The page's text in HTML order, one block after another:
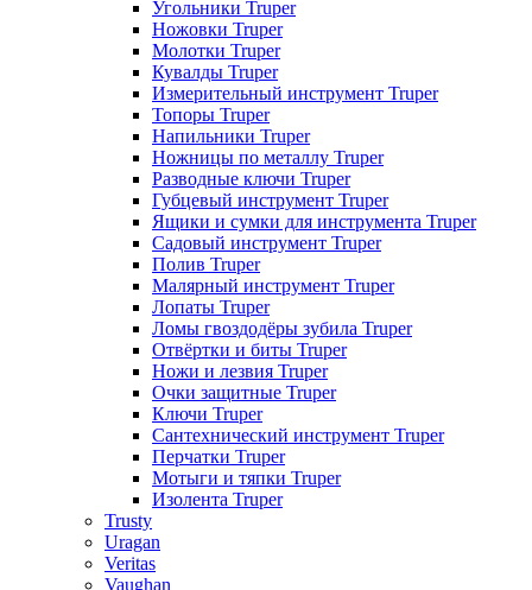
Угольники Truper
Ножовки Truper
Молотки Truper
Кувалды Truper
Измерительный инструмент Truper
Топоры Truper
Напильники Truper
Ножницы по металлу Truper
Разводные ключи Truper
Губцевый инструмент Truper
Ящики и сумки для инструмента Truper
Садовый инструмент Truper
Полив Truper
Малярный инструмент Truper
Лопаты Truper
Ломы гвоздодёры зубила Truper
Отвёртки и биты Truper
Ножи и лезвия Truper
Очки защитные Truper
Ключи Truper
Сантехнический инструмент Truper
Перчатки Truper
Мотыги и тяпки Truper
Изолента Truper
Trusty
Uragan
Veritas
Vaughan